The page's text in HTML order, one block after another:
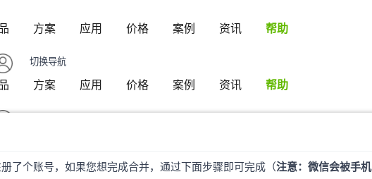
方案 应用 价格 案例 资讯 帮助
切换导航
方案 应用 价格 案例 资讯 帮助
了个账号，如果您想完成合并，通过下面步骤即可完成（注意：微信会被手